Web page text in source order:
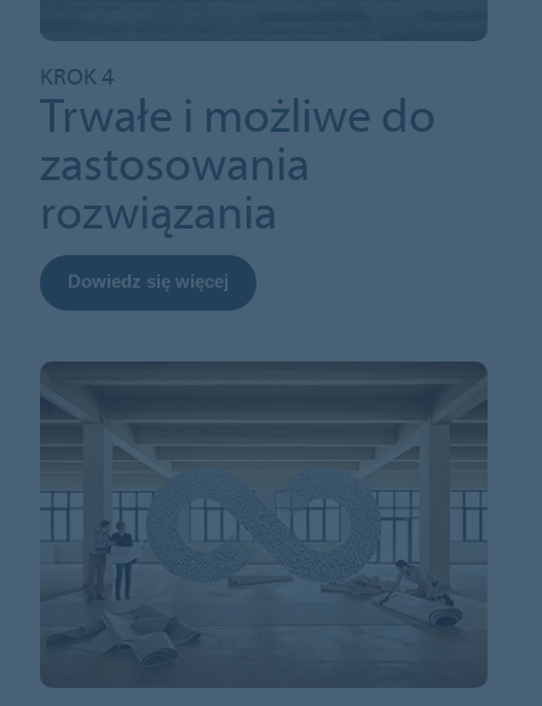
KROK 4
Trwałe i możliwe do
zastosowania
rozwiązania
Dowiedz się więcej